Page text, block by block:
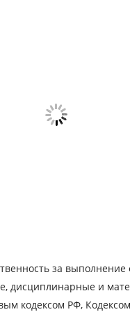
за выполнение
дисциплинарные и
кодексом РФ,